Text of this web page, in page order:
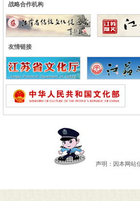
战略合作机构
友情链接
声明：因本网站